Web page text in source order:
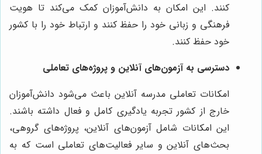
کنند. این امکان به دانش‌آموزان کمک می‌کند تا هویت
فرهنگی و زبانی خود را حفظ کنند و ارتباط خود را با کشور
خود حفظ کنند.
دسترسی به آزمون‌های آنلاین و پروژه‌های تعاملی
امکانات تعاملی مدرسه آنلاین باعث می‌شود دانش‌آموزان
خارج از کشور تجربه یادگیری کامل و فعال داشته باشند.
این امکانات شامل آزمون‌های آنلاین، پروژه‌های گروهی،
بحث‌های آنلاین و سایر فعالیت‌های تعاملی است که به